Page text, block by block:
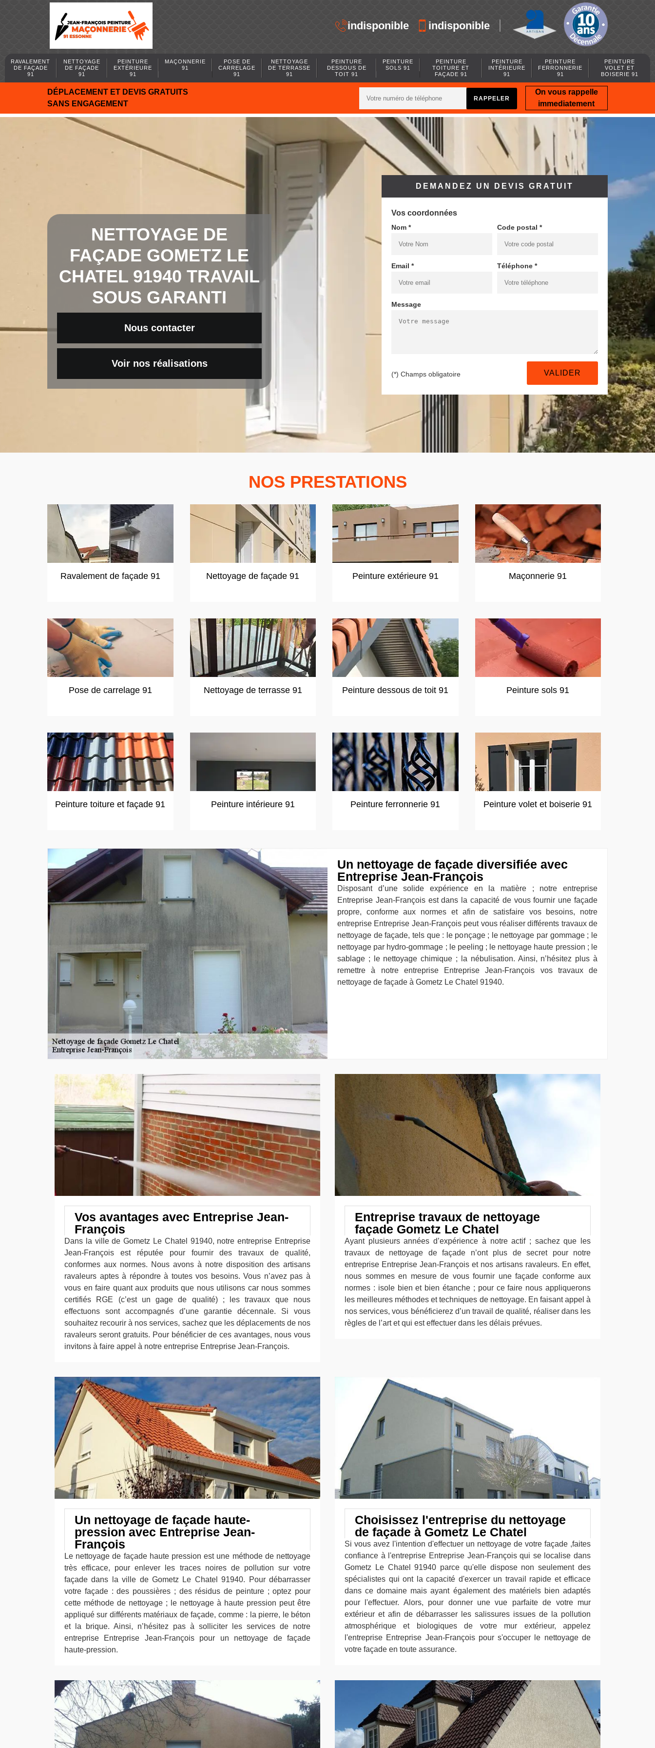
indisponible indisponible
RAVALEMENT
DE FAÇADE
91
NETTOYAGE
DE FAÇADE
91
PEINTURE
EXTÉRIEURE
91
MAÇONNERIE
91
POSE DE
CARRELAGE
91
NETTOYAGE
DE TERRASSE
91
PEINTURE
DESSOUS DE
TOIT 91
PEINTURE
SOLS 91
PEINTURE
TOITURE ET
FAÇADE 91
PEINTURE
INTÉRIEURE
91
PEINTURE
FERRONNERIE
91
PEINTURE
VOLET ET
BOISERIE 91
DÉPLACEMENT ET DEVIS GRATUITS
SANS ENGAGEMENT
On vous rappelle
immediatement
NETTOYAGE DE
FAÇADE GOMETZ LE
CHATEL 91940 TRAVAIL
SOUS GARANTI
Nous contacter
Voir nos réalisations
DEMANDEZ UN DEVIS GRATUIT
Vos coordonnées
Nom * Code postal *
Email * Téléphone *
Message
(*) Champs obligatoire
NOS PRESTATIONS
Ravalement de façade 91 Nettoyage de façade 91 Peinture extérieure 91 Maçonnerie 91
Pose de carrelage 91 Nettoyage de terrasse 91 Peinture dessous de toit 91 Peinture sols 91
Peinture toiture et façade 91 Peinture intérieure 91 Peinture ferronnerie 91 Peinture volet et boiserie 91
Un nettoyage de façade diversifiée avec
Entreprise Jean-François
Disposant d’une solide expérience en la matière ; notre entreprise
Entreprise Jean-François est dans la capacité de vous fournir une façade
propre, conforme aux normes et afin de satisfaire vos besoins, notre
entreprise Entreprise Jean-François peut vous réaliser différents travaux de
nettoyage de façade, tels que : le ponçage ; le nettoyage par gommage ; le
nettoyage par hydro-gommage ; le peeling ; le nettoyage haute pression ; le
sablage ; le nettoyage chimique ; la nébulisation. Ainsi, n’hésitez plus à
remettre à notre entreprise Entreprise Jean-François vos travaux de
nettoyage de façade à Gometz Le Chatel 91940.
Vos avantages avec Entreprise Jean-
François
Dans la ville de Gometz Le Chatel 91940, notre entreprise Entreprise
Jean-François est réputée pour fournir des travaux de qualité,
conformes aux normes. Nous avons à notre disposition des artisans
ravaleurs aptes à répondre à toutes vos besoins. Vous n’avez pas à
vous en faire quant aux produits que nous utilisons car nous sommes
certifiés RGE (c’est un gage de qualité) ; les travaux que nous
effectuons sont accompagnés d’une garantie décennale. Si vous
souhaitez recourir à nos services, sachez que les déplacements de nos
ravaleurs seront gratuits. Pour bénéficier de ces avantages, nous vous
invitons à faire appel à notre entreprise Entreprise Jean-François.
Entreprise travaux de nettoyage
façade Gometz Le Chatel
Ayant plusieurs années d’expérience à notre actif ; sachez que les
travaux de nettoyage de façade n’ont plus de secret pour notre
entreprise Entreprise Jean-François et nos artisans ravaleurs. En effet,
nous sommes en mesure de vous fournir une façade conforme aux
normes : isole bien et bien étanche ; pour ce faire nous appliquerons
les meilleures méthodes et techniques de nettoyage. En faisant appel à
nos services, vous bénéficierez d’un travail de qualité, réaliser dans les
règles de l’art et qui est effectuer dans les délais prévues.
Un nettoyage de façade haute-
pression avec Entreprise Jean-
François
Le nettoyage de façade haute pression est une méthode de nettoyage
très efficace, pour enlever les traces noires de pollution sur votre
façade dans la ville de Gometz Le Chatel 91940. Pour débarrasser
votre façade : des poussières ; des résidus de peinture ; optez pour
cette méthode de nettoyage ; le nettoyage à haute pression peut être
appliqué sur différents matériaux de façade, comme : la pierre, le béton
et la brique. Ainsi, n’hésitez pas à solliciter les services de notre
entreprise Entreprise Jean-François pour un nettoyage de façade
haute-pression.
Choisissez l'entreprise du nettoyage
de façade à Gometz Le Chatel
Si vous avez l'intention d'effectuer un nettoyage de votre façade ,faites
confiance à l'entreprise Entreprise Jean-François qui se localise dans
Gometz Le Chatel 91940 parce qu'elle dispose non seulement des
spécialistes qui ont la capacité d'exercer un travail rapide et efficace
dans ce domaine mais ayant également des matériels bien adaptés
pour l'effectuer. Alors, pour donner une vue parfaite de votre mur
extérieur et afin de débarrasser les salissures issues de la pollution
atmosphérique et biologiques de votre mur extérieur, appelez
l'entreprise Entreprise Jean-François pour s'occuper le nettoyage de
votre façade en toute assurance.